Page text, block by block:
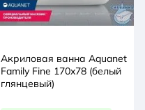
Акриловая ванна Aquanet
Family Fine 170x78 (белый
глянцевый)